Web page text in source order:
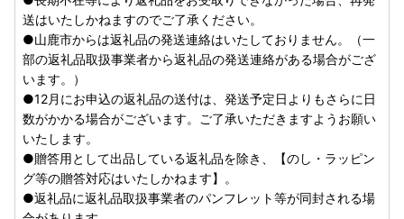
ーーーーーーーーーーーーーーーーーーーーーーーーーーー
ーーーーーーーーーーーーー
お届け先が変更となる場合は、事前にご連絡をお願いいたし
ます。
【寄附金受領証明書・ワンストップ特例申請書について】
寄附金受領証明書につきましては返礼品とは別に、入金確認
後30日以内に発送いたします。
送はいたしかねますのでご了承ください。
●山鹿市からは返礼品の発送連絡はいたしておりません。（一
部の返礼品取扱事業者から返礼品の発送連絡がある場合がござ
います。）
●12月にお申込の返礼品の送付は、発送予定日よりもさらに日
数がかかる場合がございます。ご了承いただきますようお願い
いたします。
●贈答用として出品している返礼品を除き、【のし・ラッピン
グ等の贈答対応はいたしかねます】。
●返礼品に返礼品取扱事業者のパンフレット等が同封される場